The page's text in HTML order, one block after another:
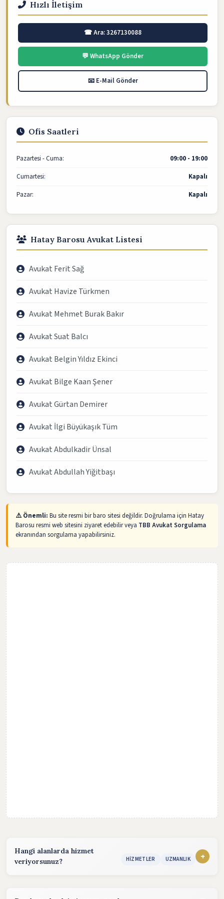
Hızlı İletişim
☎ Ara: 3267130088
💬 WhatsApp Gönder
📧 E-Mail Gönder
Ofis Saatleri
Pazartesi - Cuma:
09:00 - 19:00
Cumartesi:
Kapalı
Pazar:
Kapalı
Hatay Barosu Avukat Listesi
Avukat Ferit Sağ
Avukat Havize Türkmen
Avukat Mehmet Burak Bakır
Avukat Suat Balcı
Avukat Belgin Yıldız Ekinci
Avukat Bilge Kaan Şener
Avukat Gürtan Demirer
Avukat İlgi Büyükaşık Tüm
Avukat Abdulkadir Ünsal
Avukat Abdullah Yiğitbaşı
⚠️ Önemli: Bu site resmi bir baro sitesi değildir. Doğrulama için Hatay
Barosu resmi web sitesini ziyaret edebilir veya TBB Avukat Sorgulama
ekranından sorgulama yapabilirsiniz.
Hangi alanlarda hizmet
veriyorsunuz?
HIZMETLER UZMANLIK +